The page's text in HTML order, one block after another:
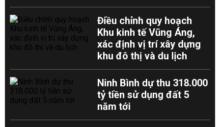
Điều chỉnh quy hoạch
Khu kinh tế Vũng Áng,
xác định vị trí xây dựng
khu đô thị và du lịch
Ninh Bình dự thu 318.000
tỷ tiền sử dụng đất 5
năm tới